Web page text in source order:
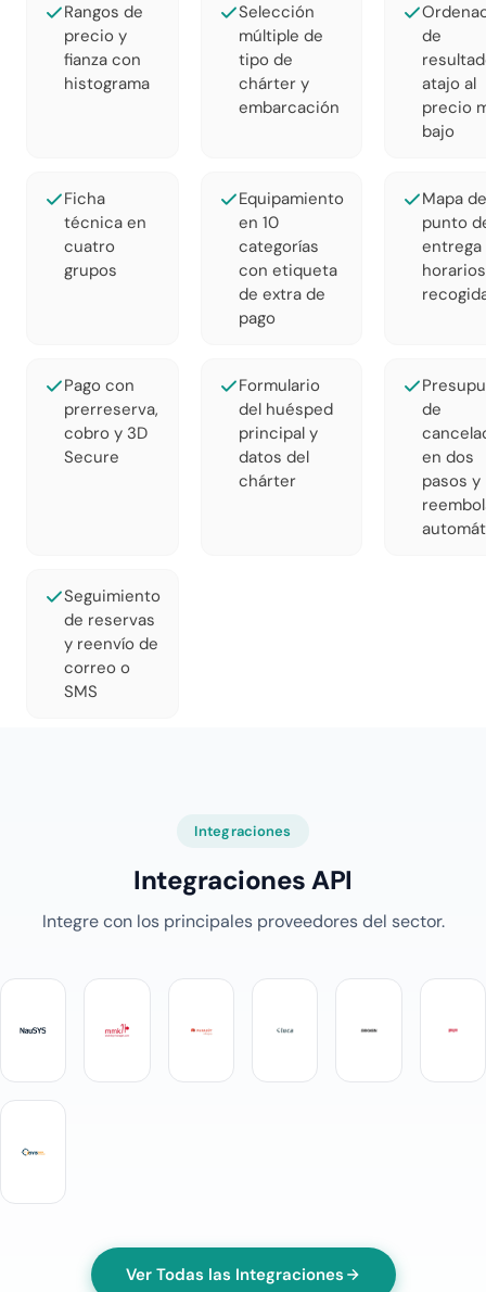
Rangos de
precio y
fianza con
histograma
Selección
múltiple de
tipo de
chárter y
embarcación
de
atajo al
precio
bajo
Ficha
técnica en
cuatro
grupos
Equipamiento
en 10
categorías
con etiqueta
de extra de
pago
Mapa
punto
entrega
Pago con
prerreserva,
cobro y 3D
Secure
Formulario
del huésped
principal y
datos del
chárter
de
en dos
pasos y
Seguimiento
de reservas
y reenvío de
correo o
SMS
Integraciones
Integraciones API
Integre con los principales proveedores del sector.
Ver Todas las Integraciones